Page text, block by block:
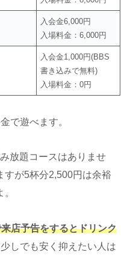
入会金6,000円
入場料金：6,000円
入会金1,000円(BBS
書き込みで無料)
入場料金：0円
で遊べます。
放題コースはありませ
すが5杯分2,500円は余裕
店予告をするとドリンク
しでも安く抑えたい人は